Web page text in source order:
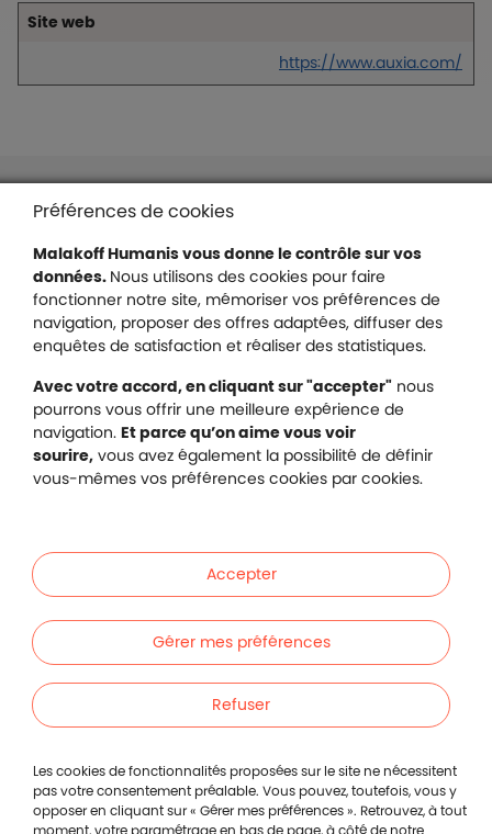
Site web
https://www.auxia.com/
Liens en bas de page
Accessibilité : partiellement conforme
Protection des données
Nous contacter
Plan du site
Gestion des cookies
Malakoff Humanis sur Facebook
Malakoff Humanis sur YouTube
Malakoff Humanis sur X
Malakoff Humanis
Malakoff Humanis à vos côtés.
Particuliers
Entreprises
Footer autres liens
Autres
Préférences de cookies
Malakoff Humanis vous donne le contrôle sur vos
données. Nous utilisons des cookies pour faire
fonctionner notre site, mémoriser vos préférences de
navigation, proposer des offres adaptées, diffuser des
enquêtes de satisfaction et réaliser des statistiques.
Avec votre accord, en cliquant sur "accepter" nous
pourrons vous offrir une meilleure expérience de
navigation. Et parce qu’on aime vous voir
sourire, vous avez également la possibilité de définir
vous-mêmes vos préférences cookies par cookies.
Les cookies de fonctionnalités proposées sur le site ne nécessitent
pas votre consentement préalable. Vous pouvez, toutefois, vous y
opposer en cliquant sur « Gérer mes préférences ». Retrouvez, à tout
moment, votre paramétrage en bas de page, à côté de notre
Refuser
Gérer mes préférences
Accepter